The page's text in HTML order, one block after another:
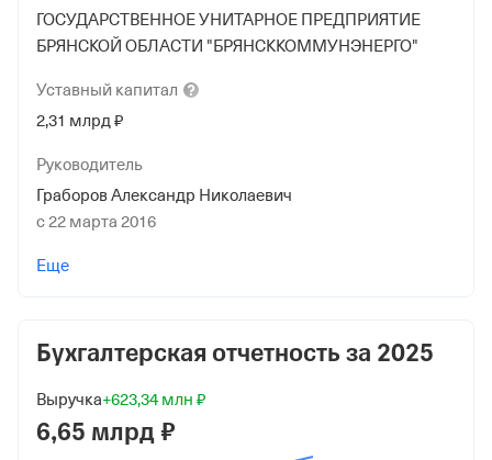
ГОСУДАРСТВЕННОЕ УНИТАРНОЕ ПРЕДПРИЯТИЕ
БРЯНСКОЙ ОБЛАСТИ "БРЯНСККОММУНЭНЕРГО"
Уставный капитал
2,31 млрд ₽
Руководитель
Граборов Александр Николаевич
с 22 марта 2016
Брянская Область
Дата регистрации
Краткое название
Еще
Бухгалтерская отчетность за 2025
Выручка+623,34 млн ₽
6,65 млрд ₽